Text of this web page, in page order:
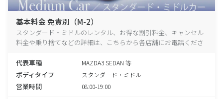
基本料金 免責別（M-2）
スタンダード・ミドルのレンタル、お得な割引料金、キャンセル
料金や乗り捨てなどの詳細は、こちらから各店舗にお電話くださ
代表車種
MAZDA3 SEDAN 等
ボディタイプ スタンダード・ミドル
営業時間 08:00-19:00